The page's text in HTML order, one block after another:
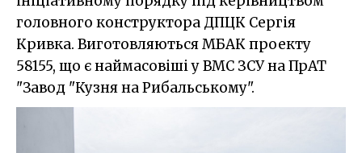
головного конструктора ДПЦК Сергія
Кривка. Виготовляються МБАК проекту
58155, що є наймасовіші у ВМС ЗСУ на ПрАТ
"Завод "Кузня на Рибальському".